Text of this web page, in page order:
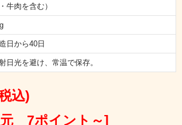
詞【飛騨牛】と、わさびの爽やかな大人な辛味
ない美味しさ。
ク状で、手を汚しません。
プレミアムサラミわさびベビーで。
牛肉を含む）
日から40日
日光を避け、常温で保存。
込)
7ポイント～]